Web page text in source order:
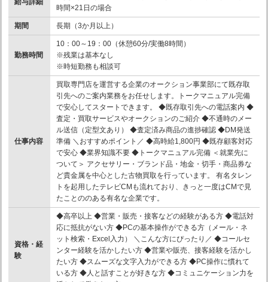
給与詳細
時間×21日の場合
期間 長期（3か月以上）
勤務時間
10：00～19：00（休憩60分/実働8時間）
※残業は基本なし
※時短勤務も相談可
仕事内容
買取専門店を運営する企業のオークション事業部にて既存取
引先へのご案内業務をお任せします。トークマニュアル完備
で安心してスタートできます。 ◆既存取引先への電話案内 ◆
査定・買取サービスやオークションのご紹介 ◆不通時のメー
ル送信（定型文あり） ◆査定済み商品の進捗確認 ◆DM発送
準備 ＼おすすめポイント／ ◆高時給1,800円 ◆既存顧客対応
で安心 ◆業界知識不要 ◆トークマニュアル完備 ＜就業先に
ついて＞ アクセサリー・ブランド品・地金・切手・商品券な
ど貴金属を中心とした古物買取を行っています。 有名タレン
トを起用したテレビCMも流れており、きっと一度はCMで見
たことののある有名な企業です。
資格・経
験
◆高卒以上 ◆営業・販売・接客などの経験がある方 ◆電話対
応に抵抗がない方 ◆PCの基本操作ができる方（メール・ネ
ット検索・Excel入力） ＼こんな方にぴったり／ ◆コールセ
ンター経験を活かしたい方 ◆営業や販売、接客経験を活かし
たい方 ◆スムーズな文字入力ができる方 ◆PC操作に慣れて
いる方 ◆人と話すことが好きな方 ◆コミュニケーション力を